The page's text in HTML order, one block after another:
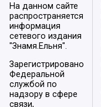
На данном сайте
распространяется
информация
сетевого издания
"Знамя.Ельня".
Зарегистрировано
Федеральной
службой по
надзору в сфере
связи,